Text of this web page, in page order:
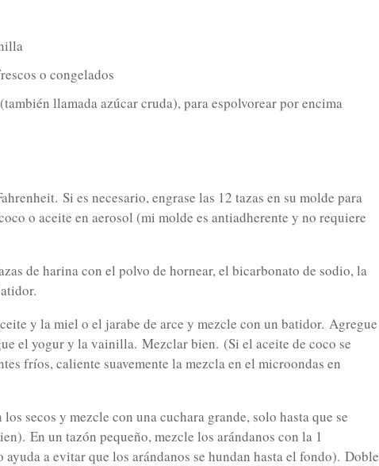
o congelados
llamada azúcar cruda), para espolvorear por encima
Si es necesario, engrase las 12 tazas en su molde para
o aceite en aerosol (mi molde es antiadherente y no requiere
de harina con el polvo de hornear, el bicarbonato de sodio, la
y la miel o el jarabe de arce y mezcle con un batidor. Agregue
el yogur y la vainilla. Mezclar bien. (Si el aceite de coco se
fríos, caliente suavemente la mezcla en el microondas en
secos y mezcle con una cuchara grande, solo hasta que se
En un tazón pequeño, mezcle los arándanos con la 1
a evitar que los arándanos se hundan hasta el fondo). Doble